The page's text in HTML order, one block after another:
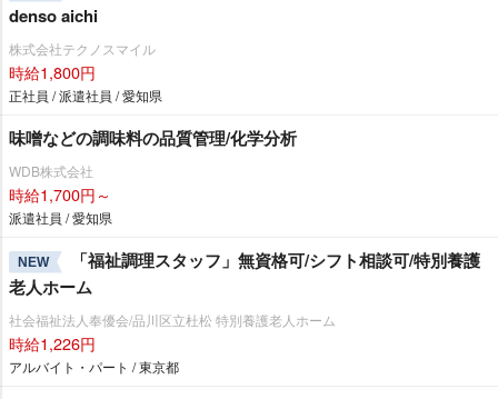
denso aichi
株式会社テクノスマイル
時給1,800円
正社員 / 派遣社員 / 愛知県
味噌などの調味料の品質管理/化学分析
WDB株式会社
時給1,700円～
派遣社員 / 愛知県
NEW
「福祉調理スタッフ」無資格可/シフト相談可/特別養護
老人ホーム
社会福祉法人奉優会/品川区立杜松 特別養護老人ホーム
時給1,226円
アルバイト・パート / 東京都